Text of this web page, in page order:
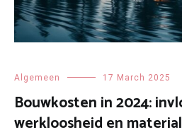
Algemeen 17 March 2025
Bouwkosten in 2024:
werkloosheid en